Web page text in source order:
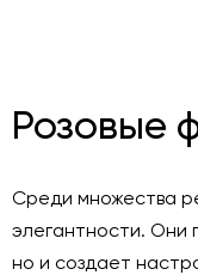
Розовые
Среди множества
элегантности. Они
но и создает